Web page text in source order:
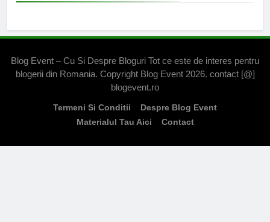
Blog Event – Cu Si Despre Bloguri Tot ce este de interes pentru
blogerii din Romania. Copyright Blog Event 2026. contact [@]
blogevent.ro
Termeni Si Conditii
Despre Blog Event
Materialul Tau Aici
Contact